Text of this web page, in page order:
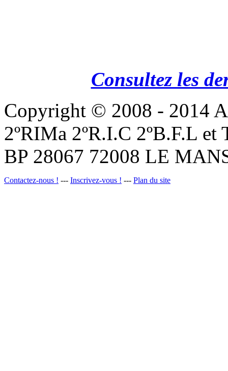
Consultez les
Copyright © 2008 - 2014
2ºRIMa 2ºR.I.C 2ºB.F.L
BP 28067 72008 LE
Contactez-nous ! --- Inscrivez-vous ! --- Plan du site